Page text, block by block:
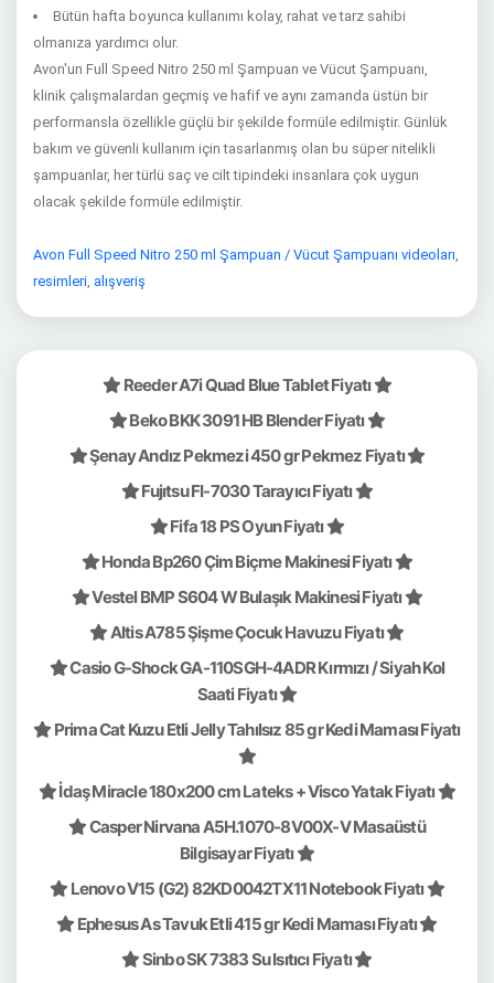
Bütün hafta boyunca kullanımı kolay, rahat ve tarz sahibi
olmanıza yardımcı olur.
Avon'un Full Speed Nitro 250 ml Şampuan ve Vücut Şampuanı,
klinik çalışmalardan geçmiş ve hafif ve aynı zamanda üstün bir
performansla özellikle güçlü bir şekilde formüle edilmiştir. Günlük
bakım ve güvenli kullanım için tasarlanmış olan bu süper nitelikli
şampuanlar, her türlü saç ve cilt tipindeki insanlara çok uygun
olacak şekilde formüle edilmiştir.
Avon Full Speed Nitro 250 ml Şampuan / Vücut Şampuanı videoları,
resimleri, alışveriş
Reeder A7i Quad Blue Tablet Fiyatı
Beko BKK 3091 HB Blender Fiyatı
Şenay Andız Pekmezi 450 gr Pekmez Fiyatı
Fujıtsu FI-7030 Tarayıcı Fiyatı
Fifa 18 PS Oyun Fiyatı
Honda Bp260 Çim Biçme Makinesi Fiyatı
Vestel BMP S604 W Bulaşık Makinesi Fiyatı
Altis A785 Şişme Çocuk Havuzu Fiyatı
Casio G-Shock GA-110SGH-4ADR Kırmızı / Siyah Kol
Saati Fiyatı
Prima Cat Kuzu Etli Jelly Tahılsız 85 gr Kedi Maması Fiyatı
İdaş Miracle 180x200 cm Lateks + Visco Yatak Fiyatı
Casper Nirvana A5H.1070-8V00X-V Masaüstü
Bilgisayar Fiyatı
Lenovo V15 (G2) 82KD0042TX11 Notebook Fiyatı
Ephesus As Tavuk Etli 415 gr Kedi Maması Fiyatı
Sinbo SK 7383 Su Isıtıcı Fiyatı